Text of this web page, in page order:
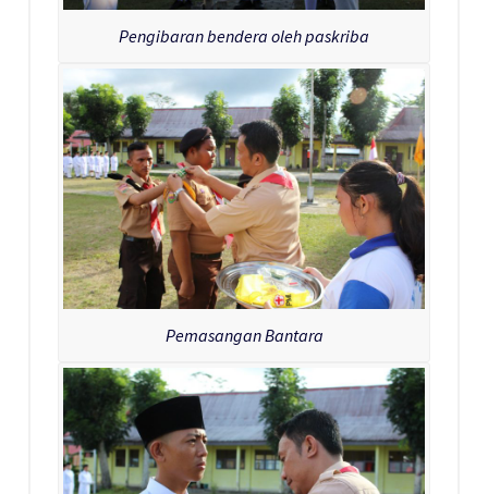
Pengibaran bendera oleh paskriba
Pemasangan Bantara